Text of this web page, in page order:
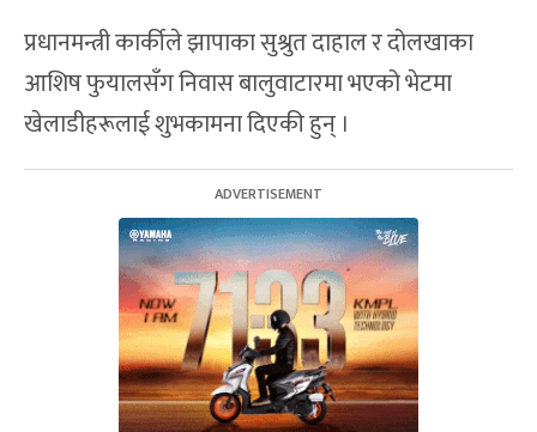
प्रधानमन्त्री कार्कीले झापाका सुश्रुत दाहाल र दोलखाका
आशिष फुयालसँग निवास बालुवाटारमा भएको भेटमा
खेलाडीहरूलाई शुभकामना दिएकी हुन् ।